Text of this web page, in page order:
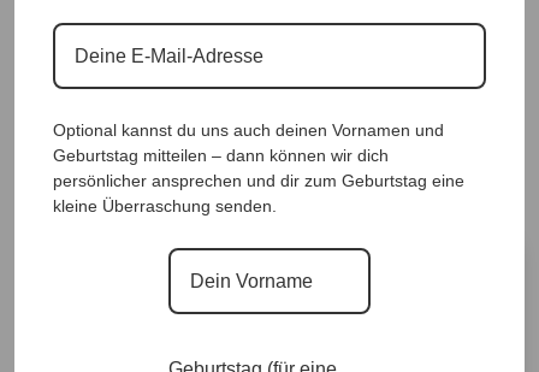
SpitzenLongshirt Clarissa Black |Gr. UNI 40-
46/48|, Anr.: 3224
32,90€
Sofort für dich verfügbar ✨
Versand in 1–3 Arbeitstagen
Optional kannst du uns auch deinen Vornamen und
Geburtstag mitteilen – dann können wir dich
persönlicher ansprechen und dir zum Geburtstag eine
kleine Überraschung senden.